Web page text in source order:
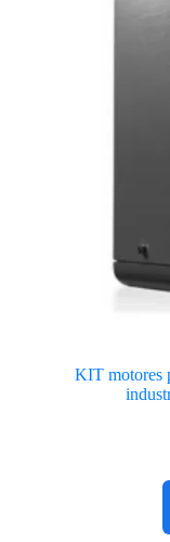
KIT motores